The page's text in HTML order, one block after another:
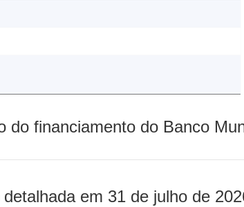
do financiamento do Banco
em 31 de julho de